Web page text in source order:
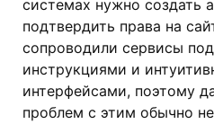
системах нужно создать
подтвердить права на
сопроводили сервисы
инструкциями и
интерфейсами, поэтому
проблем с этим обычно